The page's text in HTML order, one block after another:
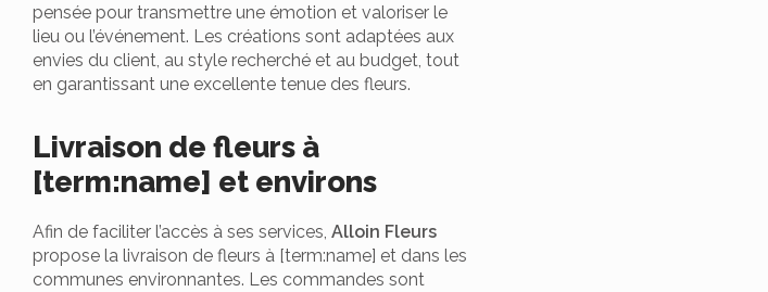
pensée pour transmettre une émotion et valoriser le
lieu ou l’événement. Les créations sont adaptées aux
envies du client, au style recherché et au budget, tout
en garantissant une excellente tenue des fleurs.
Livraison de fleurs à
[term:name] et environs
Afin de faciliter l’accès à ses services, Alloin Fleurs
propose la livraison de fleurs à [term:name] et dans les
communes environnantes. Les commandes sont